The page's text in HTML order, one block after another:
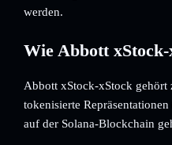
werden.
Wie Abbott
Abbott xStock-xStock gehört
tokenisierte
auf der Solana-Blockchain